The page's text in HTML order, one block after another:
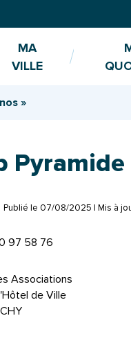
MA
VILLE
»
Publié le 07/08/2025 | Mis à
97 58 76
Associations
de Ville